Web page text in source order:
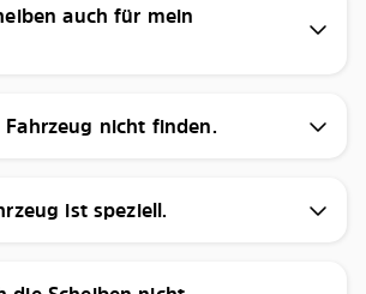
auch für mein
nicht finden.
ist speziell.